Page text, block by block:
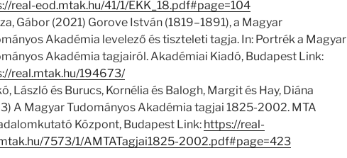
real-eod.mtak.hu/41/1/EKK_18.pdf#page=104
Gábor (2021) Gorove István (1819–1891), a Magyar
Akadémia levelező és tiszteleti tagja. In: Portrék a Magyar
Akadémia tagjairól. Akadémiai Kiadó, Budapest Link:
real.mtak.hu/194673/
László és Burucs, Kornélia és Balogh, Margit és Hay, Diána
A Magyar Tudományos Akadémia tagjai 1825-2002. MTA
Központ, Budapest Link: https://real-
7573/1/AMTATagjai1825-2002.pdf#page=423